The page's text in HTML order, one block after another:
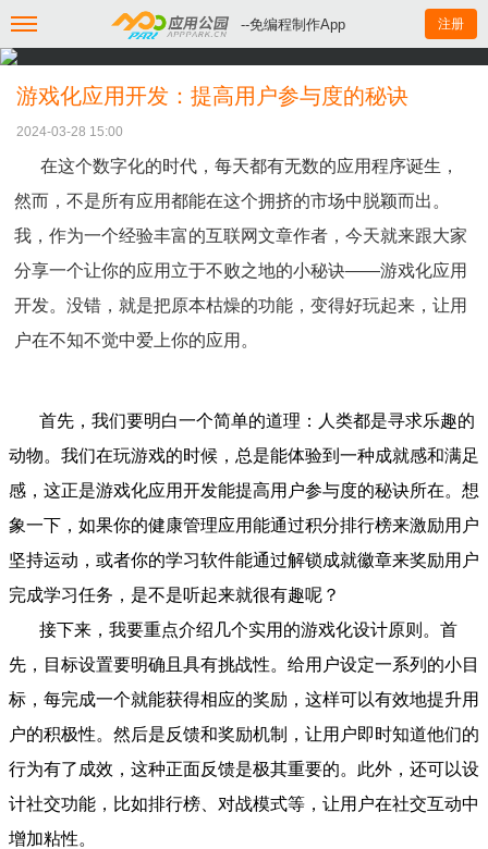
--免编程制作App 注册
游戏化应用开发：提高用户参与度的秘诀
2024-03-28 15:00
在这个数字化的时代，每天都有无数的应用程序诞生，
然而，不是所有应用都能在这个拥挤的市场中脱颖而出。
我，作为一个经验丰富的互联网文章作者，今天就来跟大家
分享一个让你的应用立于不败之地的小秘诀——游戏化应用
开发。没错，就是把原本枯燥的功能，变得好玩起来，让用
户在不知不觉中爱上你的应用。
首先，我们要明白一个简单的道理：人类都是寻求乐趣的
动物。我们在玩游戏的时候，总是能体验到一种成就感和满足
感，这正是游戏化应用开发能提高用户参与度的秘诀所在。想
象一下，如果你的健康管理应用能通过积分排行榜来激励用户
坚持运动，或者你的学习软件能通过解锁成就徽章来奖励用户
完成学习任务，是不是听起来就很有趣呢？
接下来，我要重点介绍几个实用的游戏化设计原则。首
先，目标设置要明确且具有挑战性。给用户设定一系列的小目
标，每完成一个就能获得相应的奖励，这样可以有效地提升用
户的积极性。然后是反馈和奖励机制，让用户即时知道他们的
行为有了成效，这种正面反馈是极其重要的。此外，还可以设
计社交功能，比如排行榜、对战模式等，让用户在社交互动中
增加粘性。